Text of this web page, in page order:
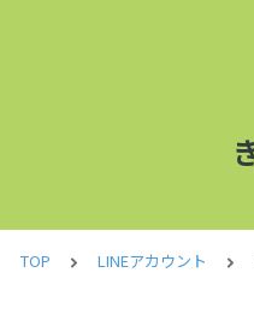
TOP LINEアカウント